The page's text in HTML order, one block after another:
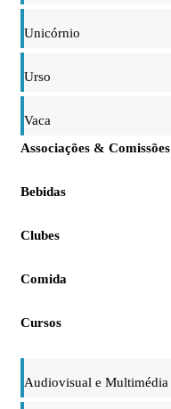
Unicórnio
Urso
Vaca
Associações & Comissões
Bebidas
Clubes
Comida
Cursos
Audiovisual e Multimédia